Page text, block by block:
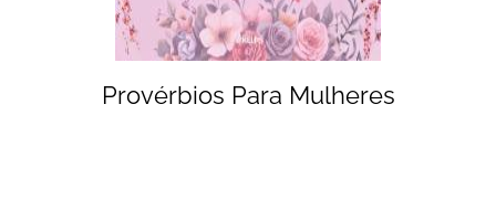
Provérbios Para Mulheres